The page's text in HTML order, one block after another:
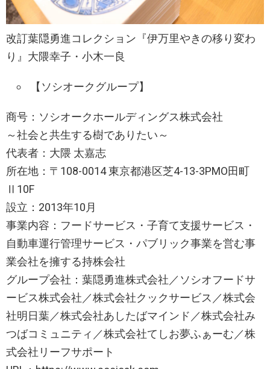
改訂葉隠勇進コレクション『伊万里やきの移り変わ
り』大隈幸子・小木一良
【ソシオークグループ】
商号：ソシオークホールディングス株式会社
～社会と共生する樹でありたい～
代表者：大隈 太嘉志
所在地：〒108-0014 東京都港区芝4-13-3PMO田町
Ⅱ10F
設立：2013年10月
事業内容：フードサービス・子育て支援サービス・
自動車運行管理サービス・パブリック事業を営む事
業会社を擁する持株会社
グループ会社：葉隠勇進株式会社／ソシオフードサ
ービス株式会社／株式会社クックサービス／株式会
社明日葉／株式会社あしたばマインド／株式会社み
つばコミュニティ／株式会社てしお夢ふぁーむ／株
式会社リーフサポート